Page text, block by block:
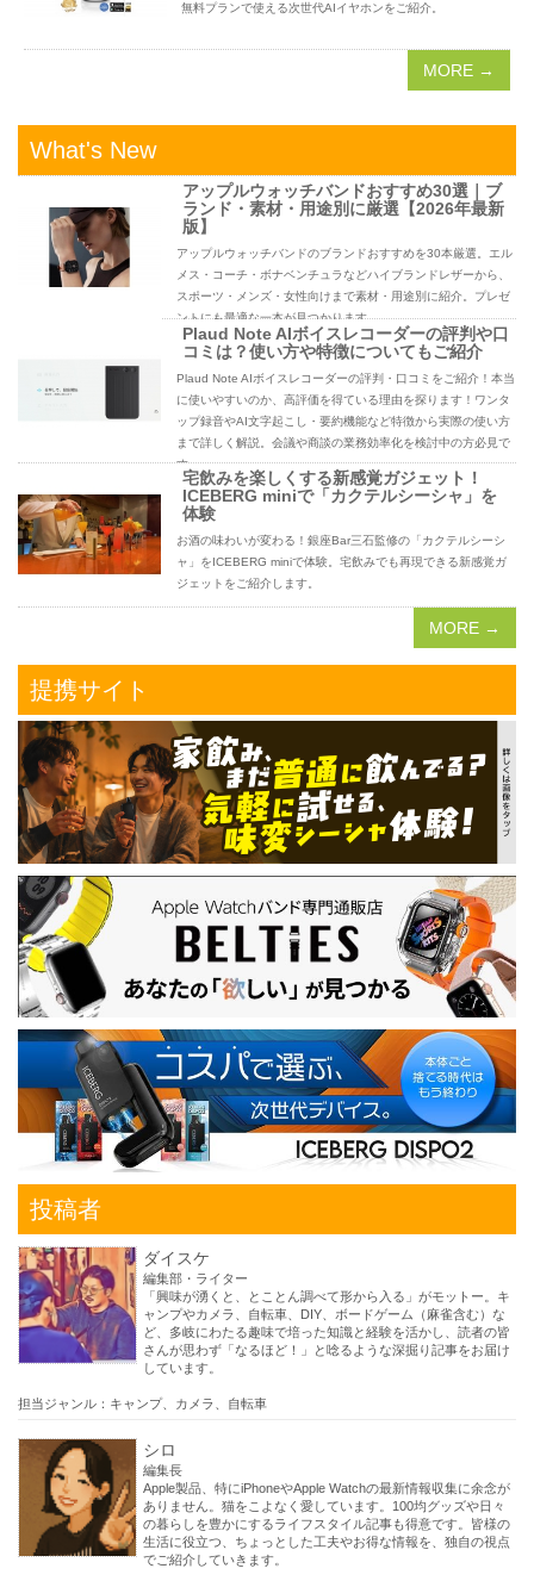
無料プランで使える次世代AIイヤホンをご紹介。
MORE →
What's New
アップルウォッチバンドおすすめ30選｜ブ
ランド・素材・用途別に厳選【2026年最新
版】
アップルウォッチバンドのブランドおすすめを30本厳選。エル
メス・コーチ・ボナベンチュラなどハイブランドレザーから、
スポーツ・メンズ・女性向けまで素材・用途別に紹介。プレゼ
ントにも最適な一本が見つかります。
Plaud Note AIボイスレコーダーの評判や口
コミは？使い方や特徴についてもご紹介
Plaud Note AIボイスレコーダーの評判・口コミをご紹介！本当
に使いやすいのか、高評価を得ている理由を探ります！ワンタ
ップ録音やAI文字起こし・要約機能など特徴から実際の使い方
まで詳しく解説。会議や商談の業務効率化を検討中の方必見で
す。
宅飲みを楽しくする新感覚ガジェット！
ICEBERG miniで「カクテルシーシャ」を
体験
お酒の味わいが変わる！銀座Bar三石監修の「カクテルシーシ
ャ」をICEBERG miniで体験。宅飲みでも再現できる新感覚ガ
ジェットをご紹介します。
MORE →
提携サイト
投稿者
ダイスケ
編集部・ライター
「興味が湧くと、とことん調べて形から入る」がモットー。キ
ャンプやカメラ、自転車、DIY、ボードゲーム（麻雀含む）な
ど、多岐にわたる趣味で培った知識と経験を活かし、読者の皆
さんが思わず「なるほど！」と唸るような深掘り記事をお届け
しています。
担当ジャンル：キャンプ、カメラ、自転車
シロ
編集長
Apple製品、特にiPhoneやApple Watchの最新情報収集に余念が
ありません。猫をこよなく愛しています。100均グッズや日々
の暮らしを豊かにするライフスタイル記事も得意です。皆様の
生活に役立つ、ちょっとした工夫やお得な情報を、独自の視点
でご紹介していきます。